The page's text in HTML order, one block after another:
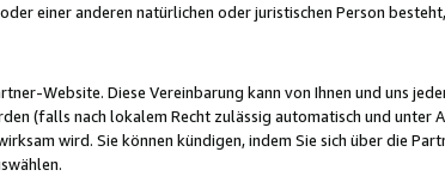
einer anderen natürlichen oder juristischen Person
Website. Diese Vereinbarung kann von Ihnen und uns
(falls nach lokalem Recht zulässig automatisch und unter
wird. Sie können kündigen, indem Sie sich über die